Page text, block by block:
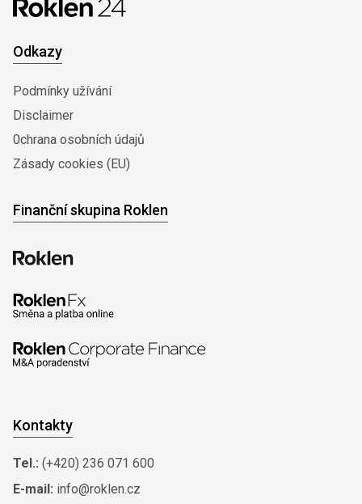
Odkazy
Podmínky užívání
Disclaimer
0chrana osobních údajů
Zásady cookies (EU)
Finanční skupina Roklen
Kontakty
Tel.: (+420) 236 071 600
E-mail: info@roklen.cz